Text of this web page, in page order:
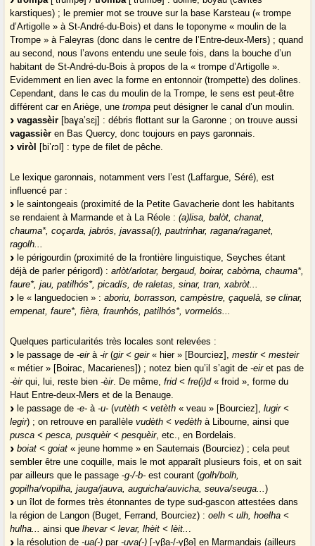
karstiques) ; le premier mot se trouve sur la base Karsteau (« trompe
d’Artigolle » à St-André-du-Bois) et dans le toponyme « moulin de la
Trompe » à Faleyras (donc dans le centre de l’Entre-deux-Mers) ; quand
au second, nous l’avons entendu une seule fois, dans la bouche d’un
habitant de St-André-du-Bois à propos de la « trompe d’Artigolle ».
Evidemment en lien avec la forme en entonnoir (trompette) des dolines.
Cependant, dans le cas du moulin de la Trompe, le sens est peut-être
différent car en Ariège, unetrompa peut désigner le canal d’un moulin.
vagassèir [baɣa’sɛj] : débris flottant sur la Garonne ; on trouve aussi
vagassièr en Bas Quercy, donc toujours en pays garonnais.
viròl
[bi’ɾɔl] : type de filet de pêche.
Le lexique garonnais, notamment vers l’est (Laffargue, Séré), est
influencé par :
le saintongeais (proximité de la Petite Gavacherie dont les habitants
se rendaient à Marmande et à La Réole :(a)lisa, balòt, chanat,
chauma*, coçarda, jabrós, javassa(r), pautrinhar, ragana/raganet,
ragolh...
le périgourdin (proximité de la frontière linguistique, Seyches étant
déjà de parler périgord) :arlòt/arlotar, bergaud, boirar, cabòrna, chauma*,
faure*, jau, patilhós*, picadís, de raletas, sinar, tran, xabròt...
le « languedocien » :aboriu, borrasson, campèstre, çaquelà, se clinar,
empenat, faure*, fièra, fraunhós, patilhós*, vormelós...
Quelques particularités très locales sont relevées :
le passage de -eirà-ir(gir < geir« hier » [Bourciez],mestir < mesteir
« métier » [Boirac, Macarienes]) ; notez bien qu’il s’agit de -eiret pas de
-èirqui, lui, reste bien -èir. De même,frid < fre(i)d« froid », forme du
Haut Entre-deux-Mers et de la Benauge.
le passage de-e- à-u- (vutèth < vetèth« veau » [Bourciez],lugir <
legir) ; on retrouve en parallèlevudèth < vedèthà Libourne, ainsi que
pusca < pesca, pusquèir < pesquèir, etc., en Bordelais.
boiat < goiat« jeune homme » en Sauternais (Bourciez) ; cela peut
sembler être une coquille, mais le mot apparaît plusieurs fois, et on sait
par ailleurs que le passage -g-/-b-est courant (golh/bolh,
gopilha/vopilha, jauga/jauva, auguicha/auvicha, seuva/seuga...)
un îlot de formes très étonnantes de type sud-gascon attestées dans
la région de Langon (Buget, Ferrand, Bourciez) :oelh < ulh, hoelha <
hulha... ainsi quelhevar < levar, lhèit < lèit.. .
la résolution de-ua(-)par-uva(-) [-yβa-/-yβə] en Marmandais (ailleurs